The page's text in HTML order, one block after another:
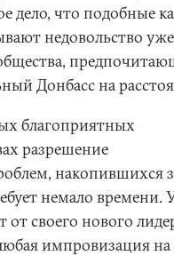
дело, что подобные
недовольство
Донбасс на
благоприятных
разрешение
накопившихся
немало времени.
от своего нового
импровизация на